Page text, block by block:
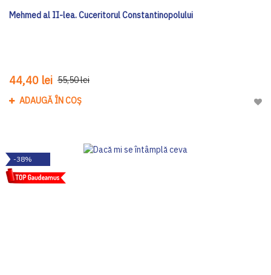
Mehmed al II-lea. Cuceritorul Constantinopolului
44,40 lei 55,50 lei
ADAUGĂ ÎN COȘ
-38%